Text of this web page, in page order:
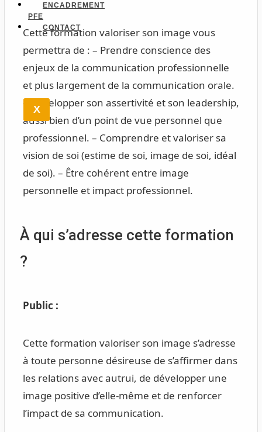
ENCADREMENT
PFE
CONTACT
X
Cette formation valoriser son image vous
permettra de : – Prendre conscience des
enjeux de la communication professionnelle
et plus largement de la communication orale.
– Développer son assertivité et son leadership,
aussi bien d’un point de vue personnel que
professionnel. – Comprendre et valoriser sa
vision de soi (estime de soi, image de soi, idéal
de soi). – Être cohérent entre image
personnelle et impact professionnel.
À qui s’adresse cette formation
?
Public :
Cette formation valoriser son image s’adresse
à toute personne désireuse de s’affirmer dans
les relations avec autrui, de développer une
image positive d’elle-même et de renforcer
l’impact de sa communication.